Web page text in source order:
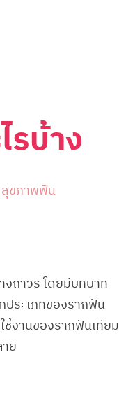
รบ้าง
สุขภาพฟัน
ถาวร โดยมีบทบาท
ประเภทของรากฟัน
ช้งานของรากฟันเทียม
ย